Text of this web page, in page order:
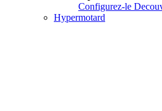
Configurez-le
Hypermotard